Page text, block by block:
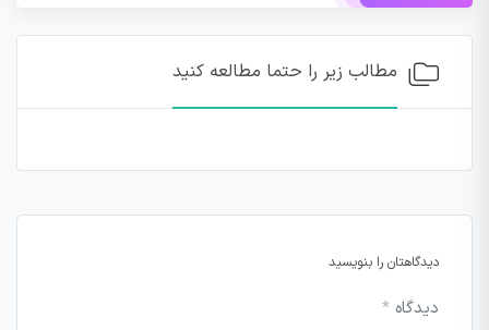
مطالب زیر را حتما مطالعه کنید
دیدگاهتان را بنویسید
دیدگاه *